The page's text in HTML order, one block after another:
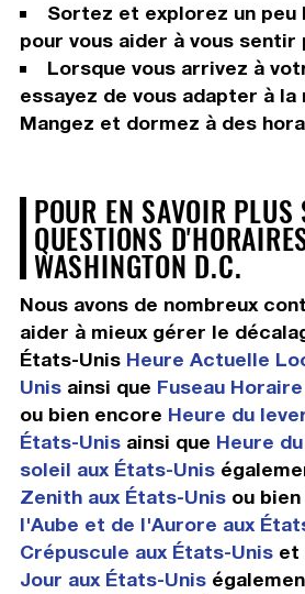
Sortez et explorez un peu
pour vous aider à vous sentir
Lorsque vous arrivez à
essayez de vous adapter à la
Mangez et dormez à des
POUR EN SAVOIR PLUS
QUESTIONS
WASHINGTON D.C.
Nous avons de nombreux
aider à mieux gérer le
États-Unis Heure Actuelle
Unisainsi que Fuseau
ou bien encore Heure du
États-Unisainsi que Heure
soleil aux États-Unis
Zenith aux États-Unisou bien
l'Aube et de l'Aurore aux
Crépuscule aux États-Uniset
Jour aux États-Unis